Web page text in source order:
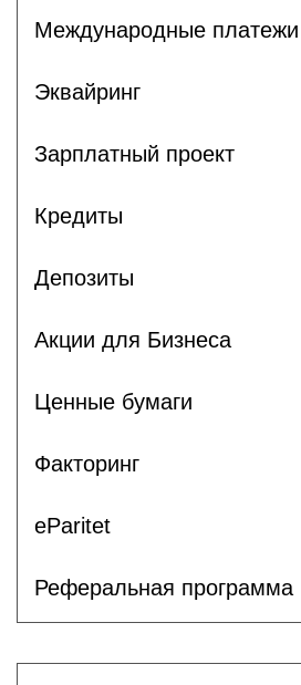
Международные платежи
Эквайринг
Зарплатный проект
Кредиты
Депозиты
Акции для Бизнеса
Ценные бумаги
Факторинг
eParitet
Реферальная программа